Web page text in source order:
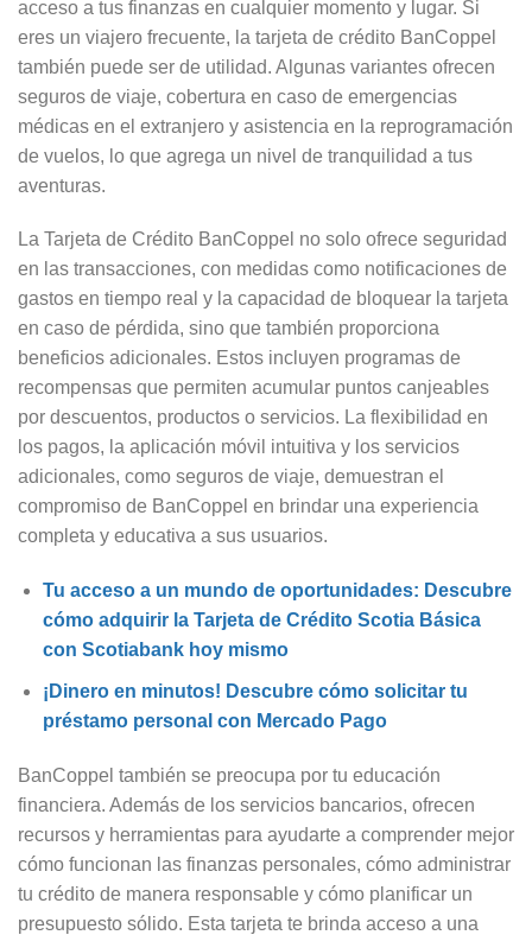
acceso a tus finanzas en cualquier momento y lugar. Si
eres un viajero frecuente, la tarjeta de crédito BanCoppel
también puede ser de utilidad. Algunas variantes ofrecen
seguros de viaje, cobertura en caso de emergencias
médicas en el extranjero y asistencia en la reprogramación
de vuelos, lo que agrega un nivel de tranquilidad a tus
aventuras.
La Tarjeta de Crédito BanCoppel no solo ofrece seguridad
en las transacciones, con medidas como notificaciones de
gastos en tiempo real y la capacidad de bloquear la tarjeta
en caso de pérdida, sino que también proporciona
beneficios adicionales. Estos incluyen programas de
recompensas que permiten acumular puntos canjeables
por descuentos, productos o servicios. La flexibilidad en
los pagos, la aplicación móvil intuitiva y los servicios
adicionales, como seguros de viaje, demuestran el
compromiso de BanCoppel en brindar una experiencia
completa y educativa a sus usuarios.
Tu acceso a un mundo de oportunidades: Descubre
cómo adquirir la Tarjeta de Crédito Scotia Básica
con Scotiabank hoy mismo
¡Dinero en minutos! Descubre cómo solicitar tu
préstamo personal con Mercado Pago
BanCoppel también se preocupa por tu educación
financiera. Además de los servicios bancarios, ofrecen
recursos y herramientas para ayudarte a comprender mejor
cómo funcionan las finanzas personales, cómo administrar
tu crédito de manera responsable y cómo planificar un
presupuesto sólido. Esta tarjeta te brinda acceso a una